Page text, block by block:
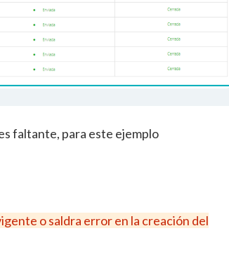
faltante, para este ejemplo
o saldra error en la creación del